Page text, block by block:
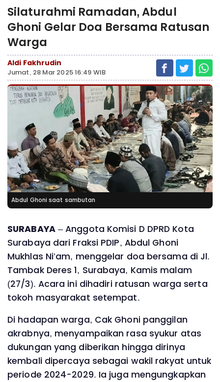
Silaturahmi Ramadan, Abdul
Ghoni Gelar Doa Bersama Ratusan
Warga
Aldi Fakhrudin
Jumat, 28 Mar 2025 16:49 WIB
Abdul Ghoni saat sambutan
SURABAYA– Anggota Komisi D DPRD Kota
Surabaya dari Fraksi PDIP, Abdul Ghoni
Mukhlas Ni’am, menggelar doa bersama di Jl.
Tambak Deres 1, Surabaya, Kamis malam
(27/3). Acara ini dihadiri ratusan warga serta
tokoh masyarakat setempat.
Di hadapan warga, Cak Ghoni panggilan
akrabnya, menyampaikan rasa syukur atas
dukungan yang diberikan hingga dirinya
kembali dipercaya sebagai wakil rakyat untuk
periode 2024-2029. Ia juga mengungkapkan